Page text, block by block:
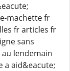
machette fr
fr articles fr
sans
lendemain
a aid&eacute;